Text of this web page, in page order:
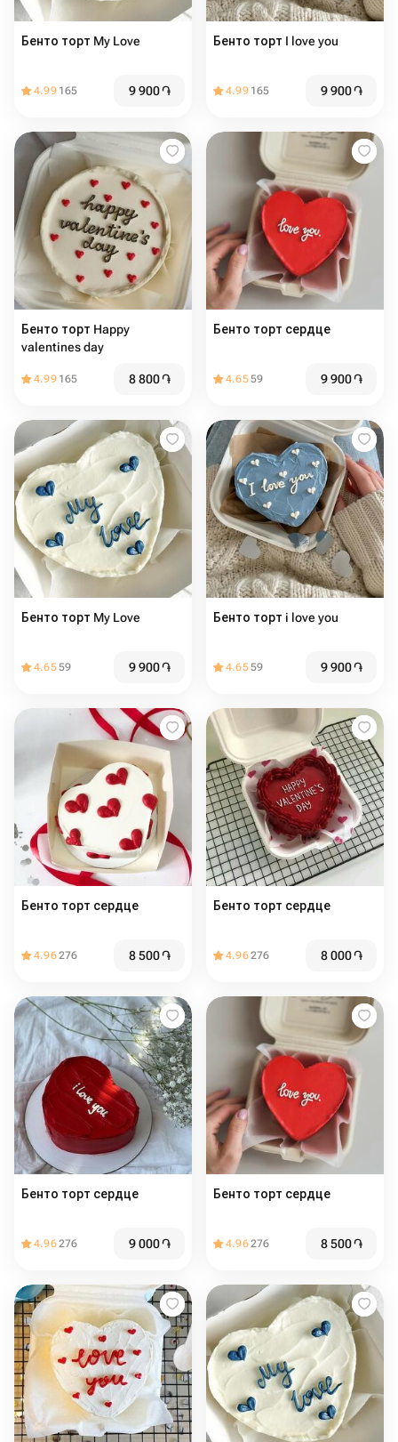
Бенто торт My Love
4.99 165 9 900֏
Бенто торт I love you
4.99 165 9 900֏
Бенто торт Happy
valentines day
4.99 165 8 800֏
Бенто торт сердце
4.6559 9 900֏
Бенто торт My Love
4.6559 9 900֏
Бенто торт i love you
4.6559 9 900֏
Бенто торт сердце
4.96276 8 500֏
Бенто торт сердце
4.96276 8 000֏
Бенто торт сердце
4.96276 9 000֏
Бенто торт сердце
4.96276 8 500֏